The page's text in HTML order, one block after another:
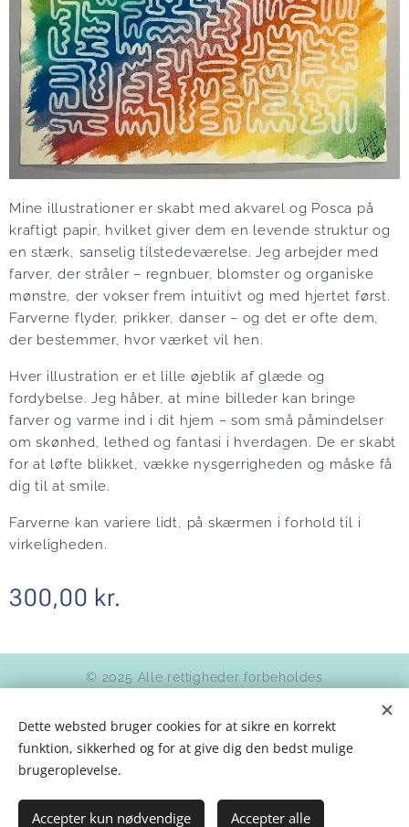
Mine illustrationer er skabt med akvarel og Posca på
kraftigt papir, hvilket giver dem en levende struktur og
en stærk, sanselig tilstedeværelse. Jeg arbejder med
farver, der stråler – regnbuer, blomster og organiske
mønstre, der vokser frem intuitivt og med hjertet først.
Farverne flyder, prikker, danser – og det er ofte dem,
der bestemmer, hvor værket vil hen.
Hver illustration er et lille øjeblik af glæde og
fordybelse. Jeg håber, at mine billeder kan bringe
farver og varme ind i dit hjem – som små påmindelser
om skønhed, lethed og fantasi i hverdagen. De er skabt
for at løfte blikket, vække nysgerrigheden og måske få
dig til at smile.
Farverne kan variere lidt, på skærmen i forhold til i
virkeligheden.
300,00 kr.
TILFØJ TIL KURVEN
© 2025 Alle rettigheder forbeholdes
Kunstner JeriLee Agnethe
Mozartsvej 15, kld, 2450 København SV
Cookies
Dette websted bruger cookies for at sikre en korrekt
funktion, sikkerhed og for at give dig den bedst mulige
brugeroplevelse.
Accepter kun nødvendige Accepter alle